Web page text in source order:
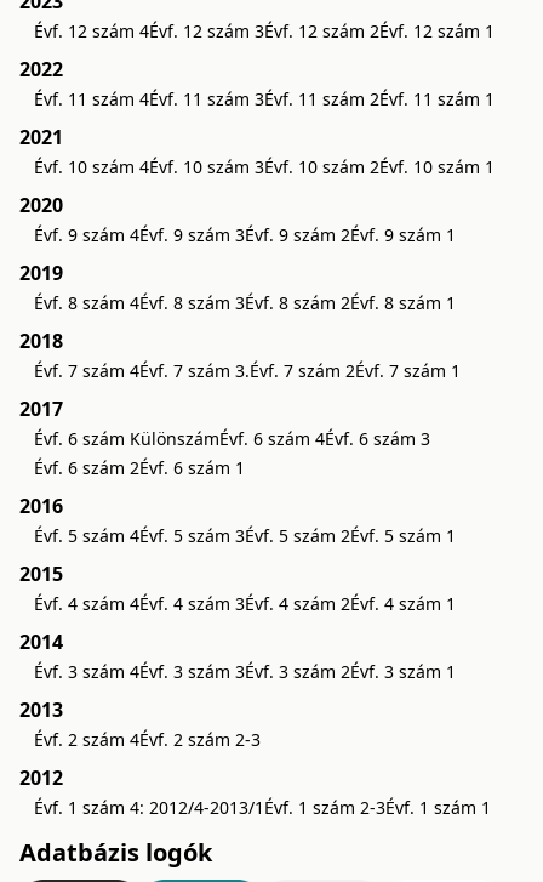
Évf. 12 szám 4Évf. 12 szám 3Évf. 12 szám 2Évf. 12 szám 1
2022
Évf. 11 szám 4Évf. 11 szám 3Évf. 11 szám 2Évf. 11 szám 1
2021
Évf. 10 szám 4Évf. 10 szám 3Évf. 10 szám 2Évf. 10 szám 1
2020
Évf. 9 szám 4Évf. 9 szám 3Évf. 9 szám 2Évf. 9 szám 1
2019
Évf. 8 szám 4Évf. 8 szám 3Évf. 8 szám 2Évf. 8 szám 1
2018
Évf. 7 szám 4Évf. 7 szám 3.Évf. 7 szám 2Évf. 7 szám 1
2017
Évf. 6 szám KülönszámÉvf. 6 szám 4Évf. 6 szám 3
Évf. 6 szám 2Évf. 6 szám 1
2016
Évf. 5 szám 4Évf. 5 szám 3Évf. 5 szám 2Évf. 5 szám 1
2015
Évf. 4 szám 4Évf. 4 szám 3Évf. 4 szám 2Évf. 4 szám 1
2014
Évf. 3 szám 4Évf. 3 szám 3Évf. 3 szám 2Évf. 3 szám 1
2013
Évf. 2 szám 4Évf. 2 szám 2-3
2012
Évf. 1 szám 4: 2012/4-2013/1 Évf. 1 szám 2-3Évf. 1 szám 1
Adatbázis logók